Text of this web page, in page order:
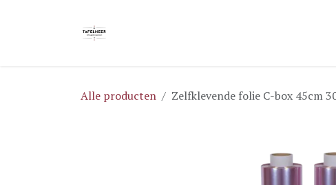
Alle producten Zelfklevende folie C-box 45cm